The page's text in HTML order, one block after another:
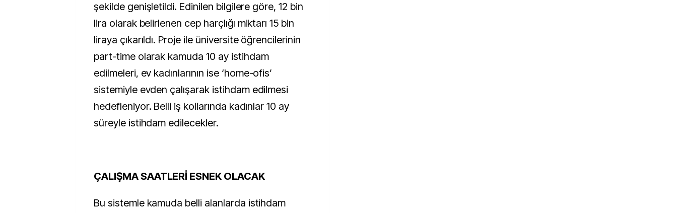
şekilde genişletildi. Edinilen bilgilere göre, 12 bin
lira olarak belirlenen cep harçlığı miktarı 15 bin
liraya çıkarıldı. Proje ile üniversite öğrencilerinin
part-time olarak kamuda 10 ay istihdam
edilmeleri, ev kadınlarının ise ‘home-ofis’
sistemiyle evden çalışarak istihdam edilmesi
hedefleniyor. Belli iş kollarında kadınlar 10 ay
süreyle istihdam edilecekler.
ÇALIŞMA SAATLERİ ESNEK OLACAK
Bu sistemle kamuda belli alanlarda istihdam